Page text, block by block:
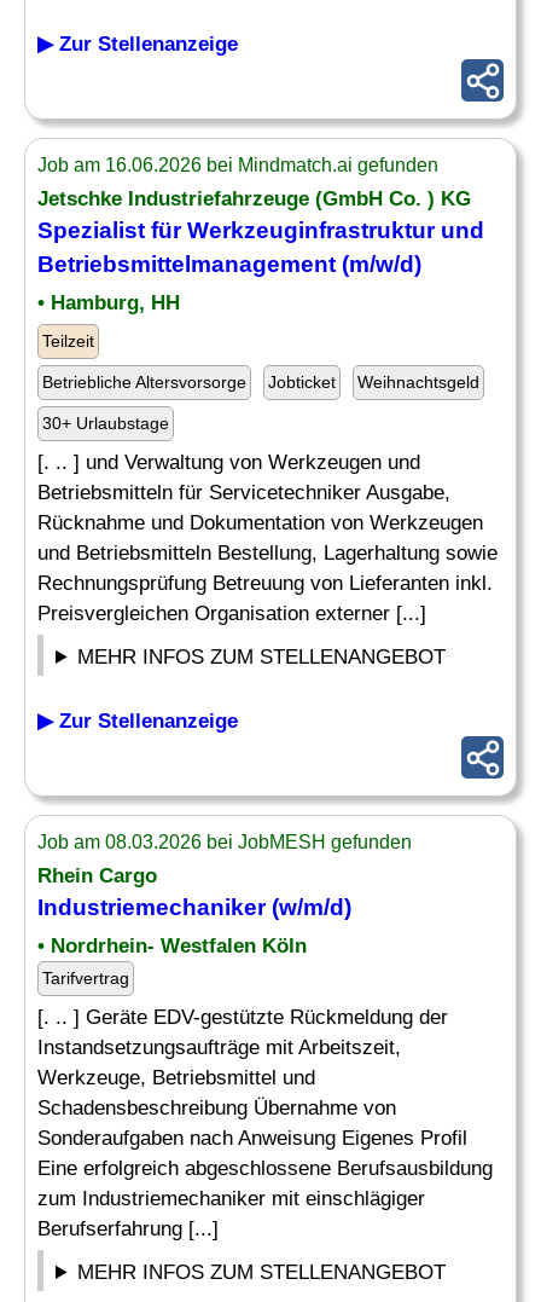
▶ Zur Stellenanzeige
Job am 16.06.2026 bei Mindmatch.ai gefunden
Jetschke Industriefahrzeuge (GmbH Co. ) KG
Spezialist für Werkzeuginfrastruktur und
Betriebsmittelmanagement (m/w/d)
• Hamburg, HH
Teilzeit
Betriebliche Altersvorsorge Jobticket Weihnachtsgeld
30+ Urlaubstage
[. .. ] und Verwaltung von Werkzeugen und
Betriebsmitteln für Servicetechniker Ausgabe,
Rücknahme und Dokumentation von Werkzeugen
und Betriebsmitteln Bestellung, Lagerhaltung sowie
Rechnungsprüfung Betreuung von Lieferanten inkl.
Preisvergleichen Organisation externer [...]
MEHR INFOS ZUM STELLENANGEBOT
▶ Zur Stellenanzeige
Job am 08.03.2026 bei JobMESH gefunden
Rhein Cargo
Industriemechaniker (w/m/d)
• Nordrhein- Westfalen Köln
Tarifvertrag
[. .. ] Geräte EDV-gestützte Rückmeldung der
Instandsetzungsaufträge mit Arbeitszeit,
Werkzeuge, Betriebsmittel und
Schadensbeschreibung Übernahme von
Sonderaufgaben nach Anweisung Eigenes Profil
Eine erfolgreich abgeschlossene Berufsausbildung
zum Industriemechaniker mit einschlägiger
Berufserfahrung [...]
MEHR INFOS ZUM STELLENANGEBOT